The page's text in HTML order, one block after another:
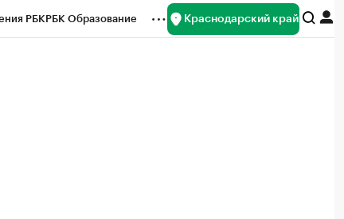
РБКРБК Образование Краснодарский край